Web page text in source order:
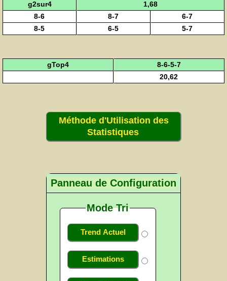
g2sur4
1,68
8-6
8-7
6-7
8-5
6-5 5-7
gTop4
8-6-5-7
20,62
Méthode d'Utilisation des
Statistiques
Panneau de Configuration
Mode Tri
Trend Actuel
Estimations